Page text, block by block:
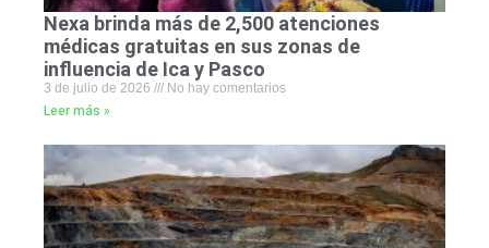
Nexa brinda más de 2,500 atenciones
médicas gratuitas en sus zonas de
influencia de Ica y Pasco
3 de julio de 2026
No hay comentarios
Leer más »